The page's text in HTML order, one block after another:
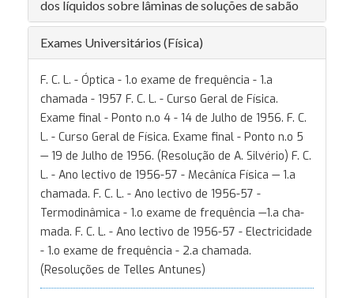
dos líquidos sobre lâminas de soluções de sabão
Exames Universitários (Física)
F. C. L. - Óptica - 1.o exame de frequência - 1.a
chamada - 1957 F. C. L. - Curso Geral de Física.
Exame final - Ponto n.o 4 - 14 de Julho de 1956. F. C.
L. - Curso Geral de Física. Exame final - Ponto n.o 5
— 19 de Julho de 1956. (Resolução de A. Silvério) F. C.
L. - Ano lectivo de 1956-57 - Mecâníca Física — 1.a
chamada. F. C. L. - Ano lectivo de 1956-57 -
Termodinâmica - 1.o exame de frequência —1.a cha-
mada. F. C. L. - Ano lectivo de 1956-57 - Electricidade
- 1.o exame de frequência - 2.a chamada.
(Resoluções de Telles Antunes)